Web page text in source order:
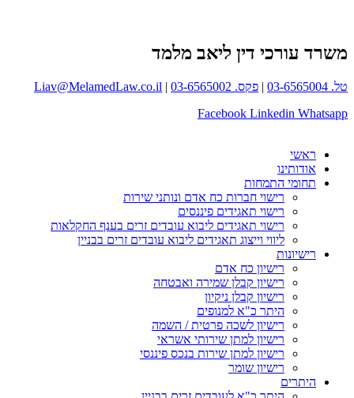
משרד עורכי דין ליאב מלמד
טל. 03-6565004 | פקס. 03-6565002 |
Liav@MelamedLaw.co.il
Facebook Linkedin Whatsapp
ראשי
אודותינו
תחומי התמחות
רישוי חברות כח אדם ונותני שירות
רישוי תאגידים פיננסים
רישוי תאגידים ליבוא עובדים זרים בענף החקלאות
ליווי וייצוג תאגידים ליבוא עובדים זרים בבניין
רישיונות
רישיון כח אדם
רישיון קבלן שמירה ואבטחה
רישיון קבלן ניקיון
היתר כ"א למנופים
רישיון לשכה פרטית / השמה
רישיון למתן שירותי אשראי
רישיון למתן שירות בנכס פיננסי
רישיון שומר
היתרים